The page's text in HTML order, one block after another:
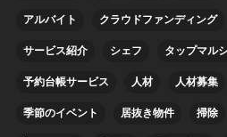
アルバイト クラウドファンディング
サービス紹介 シェフ タップマル
予約台帳サービス 人材 人材募集
季節のイベント 居抜き物件 掃除